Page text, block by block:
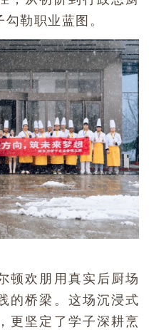
勒职业蓝图。
顿欢朋用真实后厨场
的桥梁。这场沉浸式
更坚定了学子深耕烹